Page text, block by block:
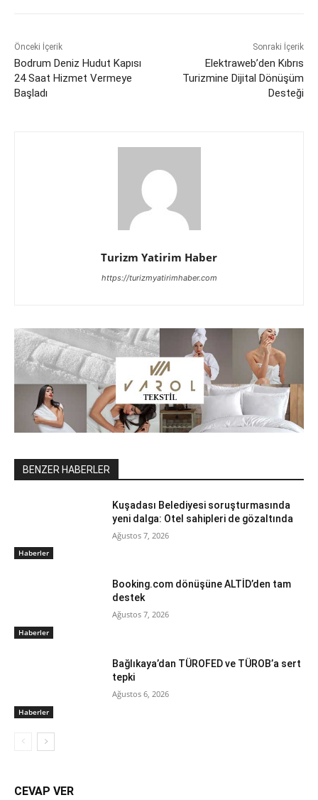
Önceki İçerik
Bodrum Deniz Hudut Kapısı
24 Saat Hizmet Vermeye
Başladı
Sonraki İçerik
Elektraweb’den Kıbrıs
Turizmine Dijital Dönüşüm
Desteği
Turizm Yatirim Haber
https://turizmyatirimhaber.com
BENZER HABERLER
Haberler
Kuşadası Belediyesi soruşturmasında
yeni dalga: Otel sahipleri de gözaltında
Ağustos 7, 2026
Haberler
Booking.com dönüşüne ALTİD’den tam
destek
Ağustos 7, 2026
Haberler
Bağlıkaya’dan TÜROFED ve TÜROB’a sert
tepki
Ağustos 6, 2026
CEVAP VER